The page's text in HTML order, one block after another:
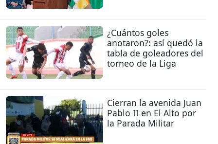
¿Cuántos goles
anotaron?: así quedó la
tabla de goleadores del
torneo de la Liga
Cierran la avenida Juan
Pablo II en El Alto por
la Parada Militar